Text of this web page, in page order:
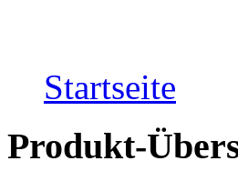
Startseite
Produkt-